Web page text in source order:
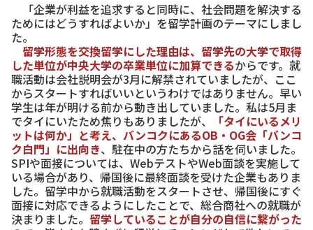
「企業が利益を追求すると同時に、社会問題を解決する
ためにはどうすればよいか」を留学計画のテーマにしまし
た。
留学形態を交換留学にした理由は、留学先の大学で取得
した単位が中央大学の卒業単位に加算できるからです。就
職活動は会社説明会が3月に解禁されていましたが、ここ
からスタートすればいいというわけではありません。早い
学生は年が明ける前から動き出していました。私は5月ま
でタイにいたため焦りもありましたが、
「タイにいるメリ
ットは何か」と考え、バンコクにあるOB・OG会「バンコ
ク白門」に出向き、駐在中の方たちから話を伺いました。
SPIや面接については、WebテストやWeb面談を実施して
いる場合があり、帰国後に最終面談を受けた企業もありま
した。留学中から就職活動をスタートさせ、帰国後にすぐ
面接に対応できるようにしたことで、総合商社への就職が
決まりました。 留学していることが自分の自信に繋がった